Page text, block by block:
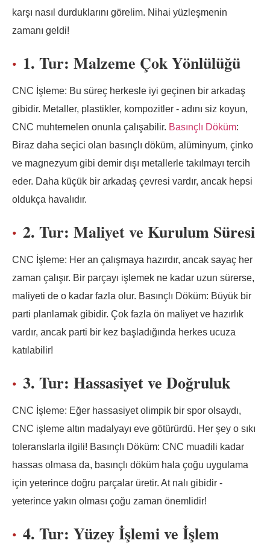
karşı nasıl durduklarını görelim. Nihai yüzleşmenin
zamanı geldi!
1. Tur: Malzeme Çok Yönlülüğü
CNC İşleme: Bu süreç herkesle iyi geçinen bir arkadaş
gibidir. Metaller, plastikler, kompozitler - adını siz koyun,
CNC muhtemelen onunla çalışabilir. Basınçlı Döküm:
Biraz daha seçici olan basınçlı döküm, alüminyum, çinko
ve magnezyum gibi demir dışı metallerle takılmayı tercih
eder. Daha küçük bir arkadaş çevresi vardır, ancak hepsi
oldukça havalıdır.
2. Tur: Maliyet ve Kurulum Süresi
CNC İşleme: Her an çalışmaya hazırdır, ancak sayaç her
zaman çalışır. Bir parçayı işlemek ne kadar uzun sürerse,
maliyeti de o kadar fazla olur. Basınçlı Döküm: Büyük bir
parti planlamak gibidir. Çok fazla ön maliyet ve hazırlık
vardır, ancak parti bir kez başladığında herkes ucuza
katılabilir!
3. Tur: Hassasiyet ve Doğruluk
CNC İşleme: Eğer hassasiyet olimpik bir spor olsaydı,
CNC işleme altın madalyayı eve götürürdü. Her şey o sıkı
toleranslarla ilgili! Basınçlı Döküm: CNC muadili kadar
hassas olmasa da, basınçlı döküm hala çoğu uygulama
için yeterince doğru parçalar üretir. At nalı gibidir -
yeterince yakın olması çoğu zaman önemlidir!
4. Tur: Yüzey İşlemi ve İşlem